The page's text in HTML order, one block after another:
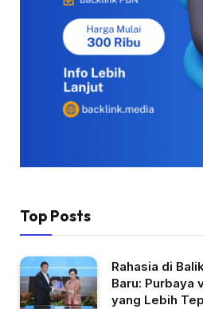
Top Posts
Rahasia di
Baru: Purbaya
yang Lebih